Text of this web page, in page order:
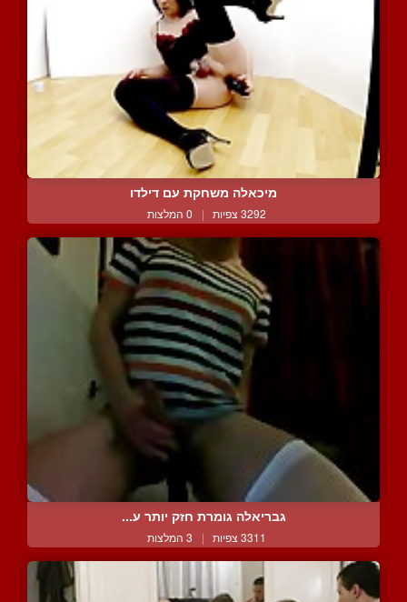
מיכאלה משחקת עם דילדו
3292 צפיות | 0 המלצות
גבריאלה גומרת חזק יותר ע...
3311 צפיות | 3 המלצות